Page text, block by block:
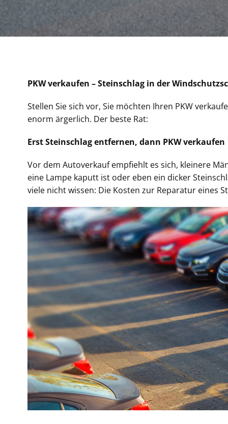
PKW verkaufen – Steinschlag in der
Stellen Sie sich vor, Sie möchten Ihren PKW
enorm ärgerlich. Der beste Rat:
Erst Steinschlag entfernen, dann PKW verkaufen
Vor dem Autoverkauf empfiehlt es sich, kleinere
eine Lampe kaputt ist oder eben ein dicker
viele nicht wissen: Die Kosten zur Reparatur eines